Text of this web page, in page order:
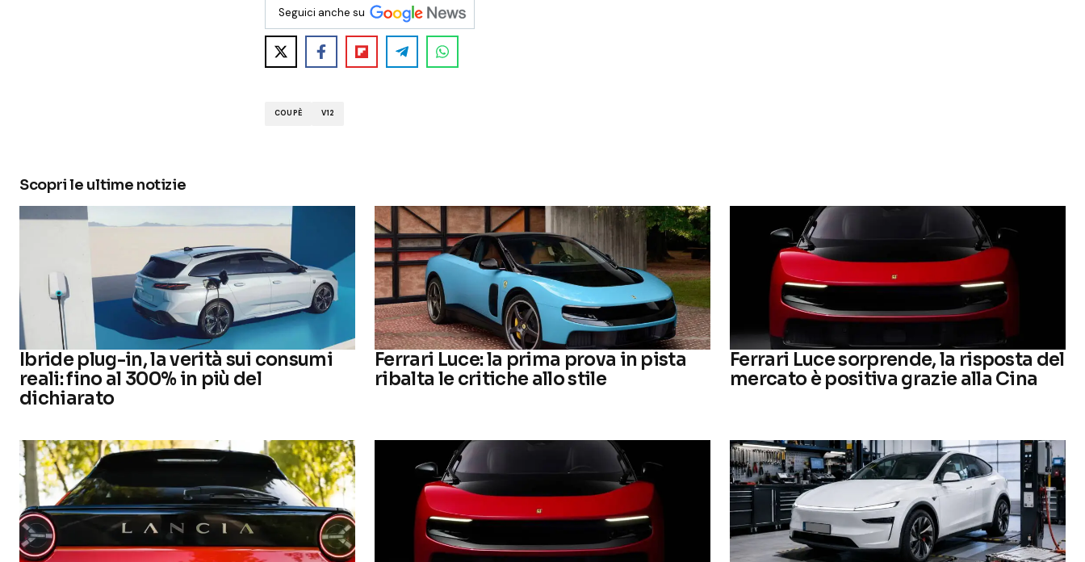
Seguici anche su
COUPÈ V12
Scopri le ultime notizie
Ibride plug-in, la verità sui consumi
reali: fino al 300% in più del
dichiarato
Ferrari Luce: la prima prova in pista
ribalta le critiche allo stile
Ferrari Luce sorprende, la risposta del
mercato è positiva grazie alla Cina